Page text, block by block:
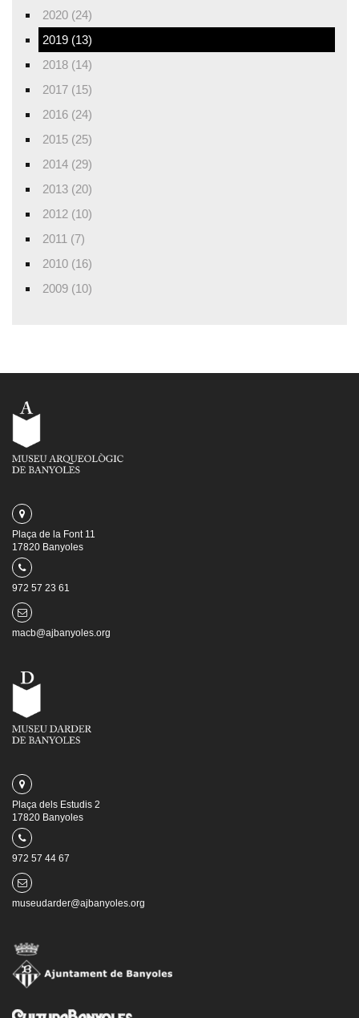
2020 (24)
2019 (13)
2018 (14)
2017 (15)
2016 (24)
2015 (25)
2014 (29)
2013 (20)
2012 (10)
2011 (7)
2010 (16)
2009 (10)
Plaça de la Font 11
17820 Banyoles
972 57 23 61
macb@ajbanyoles.org
Plaça dels Estudis 2
17820 Banyoles
972 57 44 67
museudarder@ajbanyoles.org